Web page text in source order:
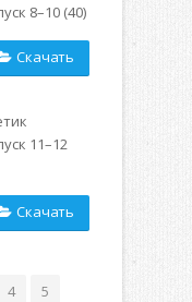
8–10 (40)
Скачать
11–12
Скачать
4
5